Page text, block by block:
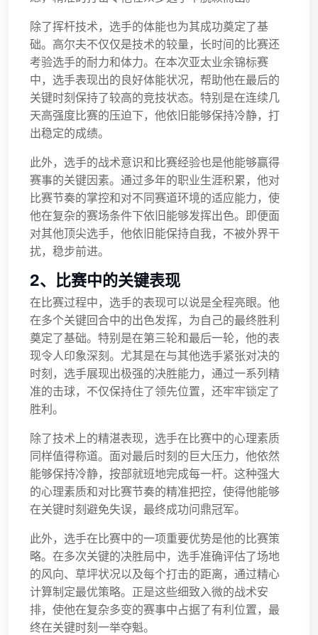
除了挥杆技术，选手的体能也为其成功奠定了基
础。高尔夫不仅仅是技术的较量，长时间的比赛还
考验选手的耐力和体力。在本次亚太业余锦标赛
中，选手表现出的良好体能状况，帮助他在最后的
关键时刻保持了较高的竞技状态。特别是在连续几
天高强度比赛的压迫下，他依旧能够保持冷静，打
出稳定的成绩。
此外，选手的战术意识和比赛经验也是他能够赢得
赛事的关键因素。通过多年的职业生涯积累，他对
比赛节奏的掌控和对不同赛道环境的适应能力，使
他在复杂的赛场条件下依旧能够发挥出色。即便面
对其他顶尖选手，他依旧能保持自我，不被外界干
扰，稳步前进。
2、比赛中的关键表现
在比赛过程中，选手的表现可以说是全程亮眼。他
在多个关键回合中的出色发挥，为自己的最终胜利
奠定了基础。特别是在第三轮和最后一轮，他的表
现令人印象深刻。尤其是在与其他选手紧张对决的
时刻，选手展现出极强的决胜能力，通过一系列精
准的击球，不仅保持住了领先位置，还牢牢锁定了
胜利。
除了技术上的精湛表现，选手在比赛中的心理素质
同样值得称道。面对最后时刻的巨大压力，他依然
能够保持冷静，按部就班地完成每一杆。这种强大
的心理素质和对比赛节奏的精准把控，使得他能够
在关键时刻避免失误，最终成功问鼎冠军。
此外，选手在比赛中的一项重要优势是他的比赛策
略。在多次关键的决胜局中，选手准确评估了场地
的风向、草坪状况以及每个打击的距离，通过精心
计算制定最优策略。正是这些细致入微的战术安
排，使他在复杂多变的赛事中占据了有利位置，最
终在关键时刻一举夺魁。